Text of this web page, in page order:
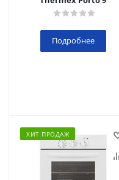
Подробнее
ХИТ ПРОДАЖ